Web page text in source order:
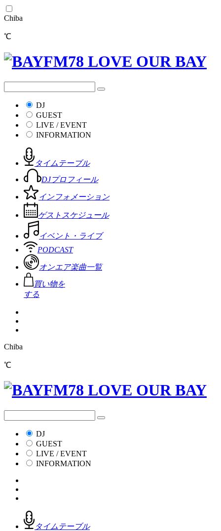
Chiba
℃
DJ
GUEST
LIVE / EVENT
INFORMATION
タイムテーブル
DJプロフィール
インフォメーション
ゲストスケジュール
イベント・ライブ
PODCAST
オンエア楽曲一覧
買い物を
する
Chiba
℃
DJ
GUEST
LIVE / EVENT
INFORMATION
タイムテーブル